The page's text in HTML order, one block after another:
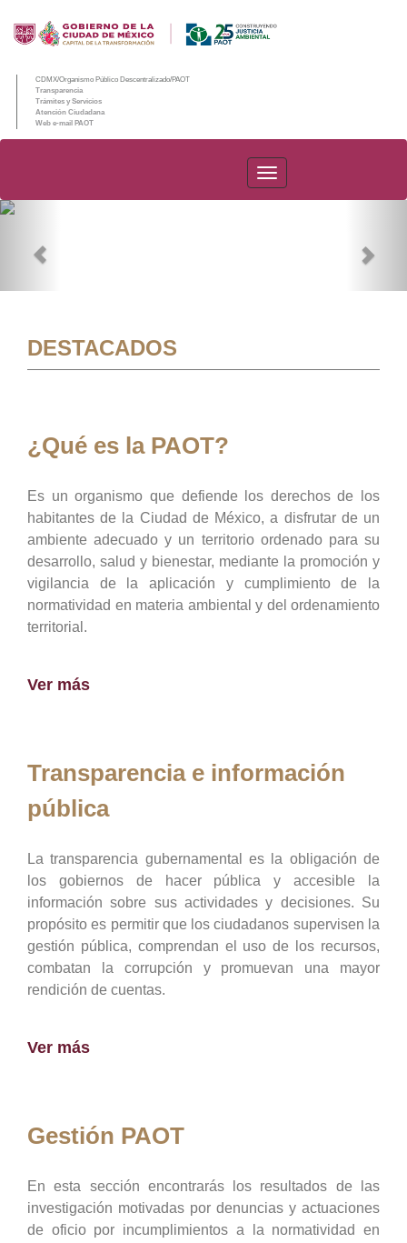
CDMX/Organismo Público Descentralizado/PAOT
Transparencia
Trámites y Servicios
Atención Ciudadana
Web e-mail PAOT
PAOT
DESTACADOS
¿Qué es la PAOT?
Es un organismo que defiende los derechos de los
habitantes de la Ciudad de México, a disfrutar de un
ambiente adecuado y un territorio ordenado para su
desarrollo, salud y bienestar, mediante la promoción y
vigilancia de la aplicación y cumplimiento de la
normatividad en materia ambiental y del ordenamiento
territorial.
Ver más
Transparencia e información
pública
La transparencia gubernamental es la obligación de
los gobiernos de hacer pública y accesible la
información sobre sus actividades y decisiones. Su
propósito es permitir que los ciudadanos supervisen la
gestión pública, comprendan el uso de los recursos,
combatan la corrupción y promuevan una mayor
rendición de cuentas.
Ver más
Gestión PAOT
En esta sección encontrarás los resultados de las
investigación motivadas por denuncias y actuaciones
de oficio por incumplimientos a la normatividad en